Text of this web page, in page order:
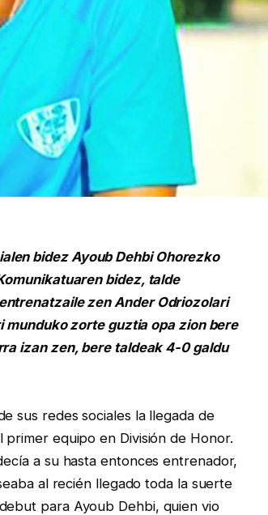
bidez Ayoub Dehbi Ohorezko
bidez, talde
zen Ander Odriozolari
zorte guztia opa zion bere
izan zen, bere taldeak 4-0 galdu
sus redes sociales la llegada de
equipo en División de Honor.
a su hasta entonces entrenador,
al recién llegado toda la suerte
para Ayoub Dehbi, quien vio